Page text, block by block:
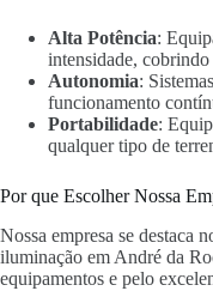
Alta Potência:
intensidade, cobrindo
Autonomia:
funcionamento
Portabilidade:
qualquer tipo de
Por que Escolher Nossa
Nossa empresa se destaca
iluminação em André da
equipamentos e pelo